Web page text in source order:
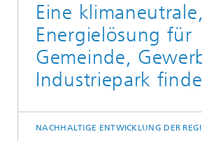
Eine
Energielösung für
Gemeinde,
Industriepark
NACHHALTIGE ENTWICKLUNG DER